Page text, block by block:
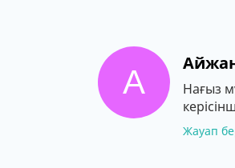
А
Нағыз
Жауап